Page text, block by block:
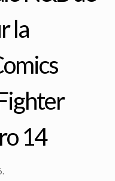
la
14